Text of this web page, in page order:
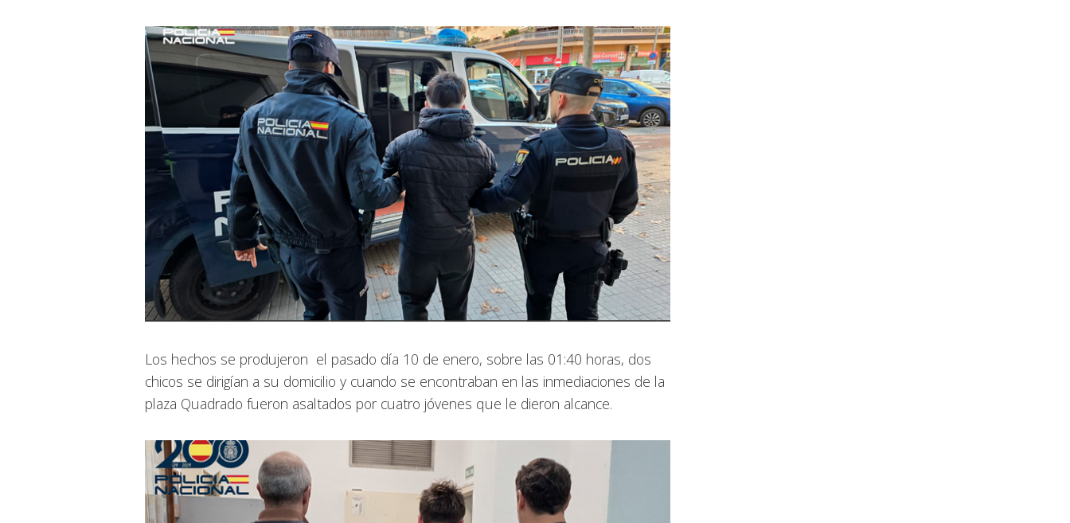
Los hechos se produjeron el pasado día 10 de enero, sobre las 01:40 horas, dos
chicos se dirigían a su domicilio y cuando se encontraban en las inmediaciones de la
plaza Quadrado fueron asaltados por cuatro jóvenes que le dieron alcance.